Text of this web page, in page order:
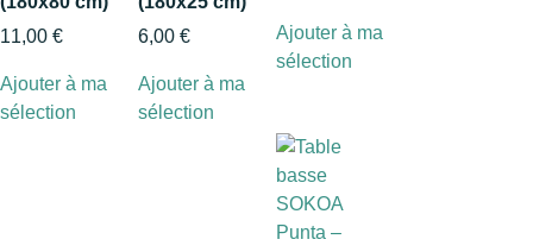
11,00 €
Ajouter à ma
sélection
6,00 €
Ajouter à ma
sélection
Ajouter à ma
sélection